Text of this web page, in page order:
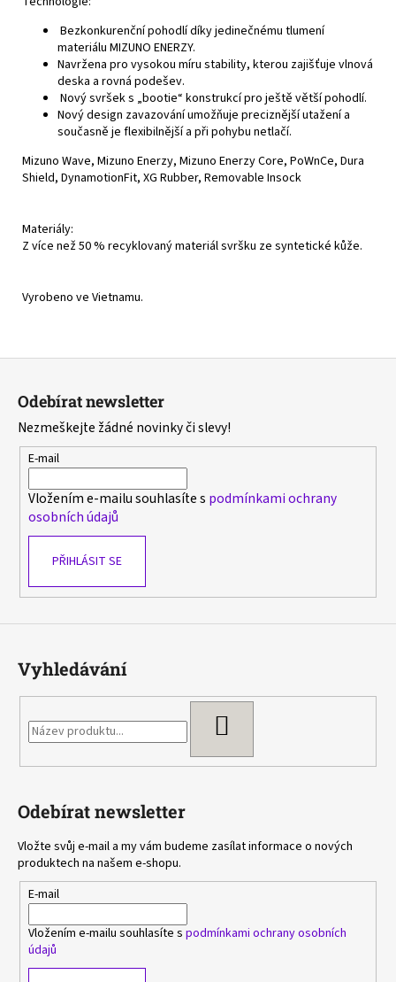
Bezkonkurenční pohodlí díky jedinečnému tlumení
materiálu MIZUNO ENERZY.
Navržena pro vysokou míru stability, kterou zajišťuje vlnová
deska a rovná podešev.
Nový svršek s „bootie“ konstrukcí pro ještě větší pohodlí.
Nový design zavazování umožňuje preciznější utažení a
současně je flexibilnější a při pohybu netlačí.
Mizuno Wave, Mizuno Enerzy, Mizuno Enerzy Core, PoWnCe, Dura
Shield, DynamotionFit, XG Rubber, Removable Insock
Materiály:
Z více než 50 % recyklovaný materiál svršku ze syntetické kůže.
Vyrobeno ve Vietnamu.
Odebírat newsletter
Nezmeškejte žádné novinky či slevy!
E-mail
Vložením e-mailu souhlasíte s podmínkami ochrany
osobních údajů
PŘIHLÁSIT SE
Vyhledávání
Odebírat newsletter
Vložte svůj e-mail a my vám budeme zasílat informace o nových
produktech na našem e-shopu.
E-mail
Vložením e-mailu souhlasíte s podmínkami ochrany osobních
údajů